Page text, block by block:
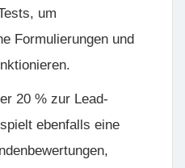
um
Formulierungen und
20 % zur Lead-
ebenfalls eine